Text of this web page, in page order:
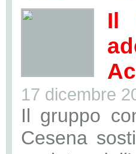
Il
17 dicembre
Il gruppo
Cesena